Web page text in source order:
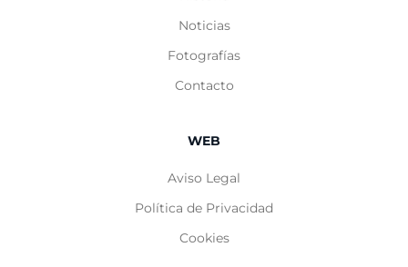
Noticias
Fotografías
Contacto
WEB
Aviso Legal
Política de Privacidad
Cookies